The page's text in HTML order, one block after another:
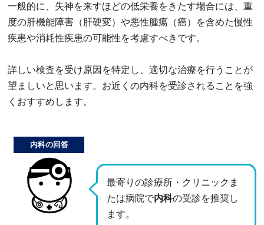
一般的に、失神を来すほどの低栄養をきたす場合には、重
度の肝機能障害（肝硬変）や悪性腫瘍（癌）を含めた慢性
疾患や消耗性疾患の可能性を考慮すべきです。
詳しい検査を受け原因を特定し、適切な治療を行うことが
望ましいと思います。お近くの内科を受診されることを強
くおすすめします。
最寄りの診療所・クリニックま
たは病院で内科の受診を推奨し
ます。
内科の回答